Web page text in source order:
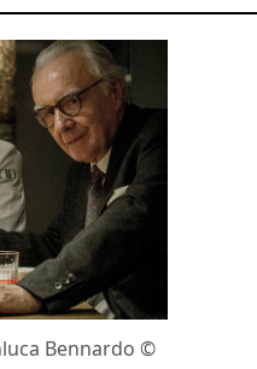
Bennardo ©